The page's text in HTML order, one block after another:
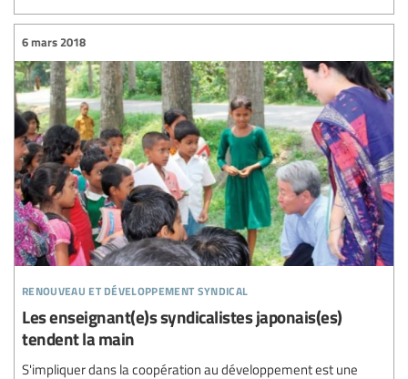
renouveau et développement syndical
6 mars 2018
Les enseignant(e)s syndicalistes japonais(es)
tendent la main
S'impliquer dans la coopération au développement est une